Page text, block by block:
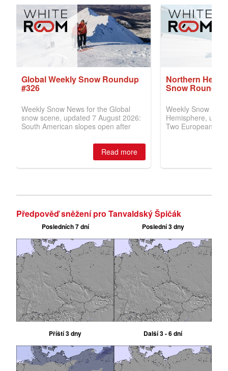
Předpověď sněžení pro Tanvaldský Špičák
Posledních 7 dní Poslední 3 dny
Příští 3 dny Další 3 - 6 dní